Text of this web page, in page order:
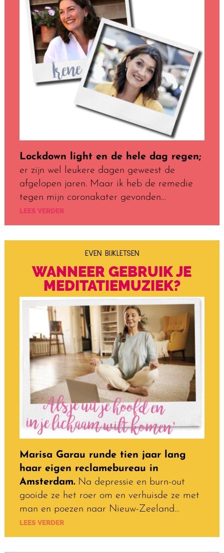
Lockdown light en de hele dag regen;
er zijn wel leukere dagen geweest de
afgelopen jaren. Maar ik heb de remedie
tegen mijn coronakater gevonden…
LEES VERDER
EVEN BIJKLETSEN
WANNEER GEBRUIK JE
MEDITATIEMUZIEK?
Marisa Garau runde tien jaar lang
haar eigen reclamebureau in
Amsterdam.Na depressie en burn-out
gooide ze het roer om en verhuisde ze met
man en poezen naar Nieuw-Zeeland…
LEES VERDER